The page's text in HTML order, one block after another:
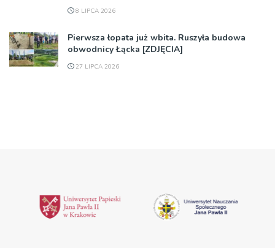
8 LIPCA 2026
Pierwsza łopata już wbita. Ruszyła budowa
obwodnicy Łącka [ZDJĘCIA]
27 LIPCA 2026